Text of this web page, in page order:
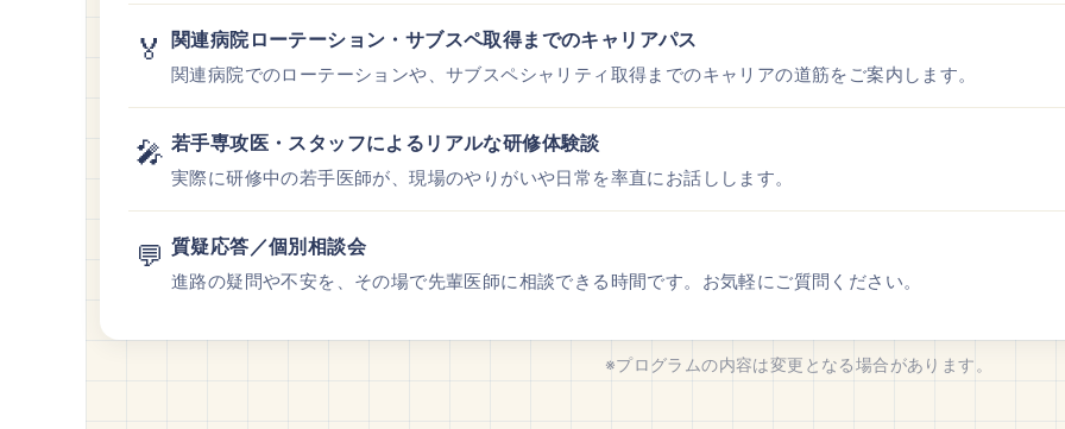
🏅 関連病院ローテーション・サブスペ取得までのキャリアパス
関連病院でのローテーションや、サブスペシャリティ取得までのキャリアの道筋をご案内します。
🎤 若手専攻医・スタッフによるリアルな研修体験談
実際に研修中の若手医師が、現場のやりがいや日常を率直にお話しします。
💬 質疑応答／個別相談会
進路の疑問や不安を、その場で先輩医師に相談できる時間です。お気軽にご質問ください。
※プログラムの内容は変更となる場合があります。